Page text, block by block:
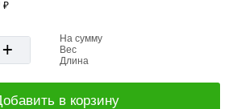
₽
+
На сумму
Вес
Длина
в корзину